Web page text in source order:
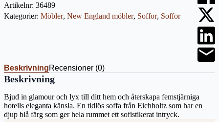
Artikelnr: 36489
Kategorier: Möbler, New England möbler, Soffor, Soffor
BeskrivningRecensioner (0)
Beskrivning
Bjud in glamour och lyx till ditt hem och återskapa femstjärniga
hotells eleganta känsla. En tidlös soffa från Eichholtz som har en
djup blå färg som ger hela rummet ett sofistikerat intryck.